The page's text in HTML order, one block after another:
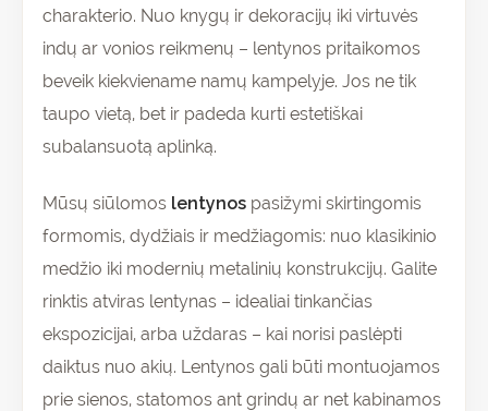
charakterio. Nuo knygų ir dekoracijų iki virtuvės
indų ar vonios reikmenų – lentynos pritaikomos
beveik kiekviename namų kampelyje. Jos ne tik
taupo vietą, bet ir padeda kurti estetiškai
subalansuotą aplinką.
Mūsų siūlomos lentynos pasižymi skirtingomis
formomis, dydžiais ir medžiagomis: nuo klasikinio
medžio iki modernių metalinių konstrukcijų. Galite
rinktis atviras lentynas – idealiai tinkančias
ekspozicijai, arba uždaras – kai norisi paslėpti
daiktus nuo akių. Lentynos gali būti montuojamos
prie sienos, statomos ant grindų ar net kabinamos